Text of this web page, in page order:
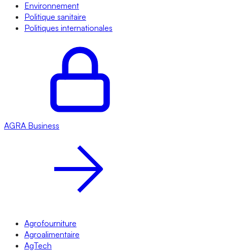
Environnement
Politique sanitaire
Politiques internationales
AGRA Business
Agrofourniture
Agroalimentaire
AgTech